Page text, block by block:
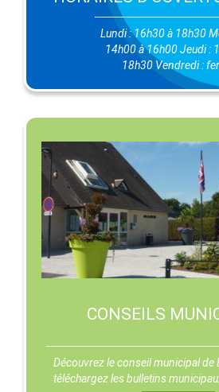
Lundi : 16h30 à 18h30
14h00 à 16h00 Jeudi :
18h30 Vendredi :
CONSEILS
Découvrez le conseil municipal de
téléchargez les bulletins